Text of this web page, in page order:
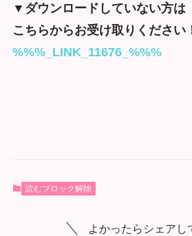
▼ダウンロードしていない方は
こちらからお受け取りください
%%%_LINK_11676_%%%
読むブロック解除
よかったらシェアし